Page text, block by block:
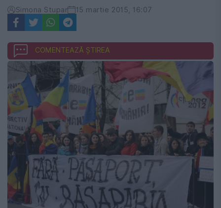
Simona Stupar 15 martie 2015, 16:07
COMENTEAZĂ ȘTIREA